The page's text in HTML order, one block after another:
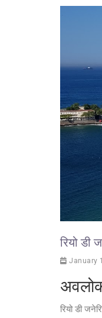
रियो डी
January
रियो डी